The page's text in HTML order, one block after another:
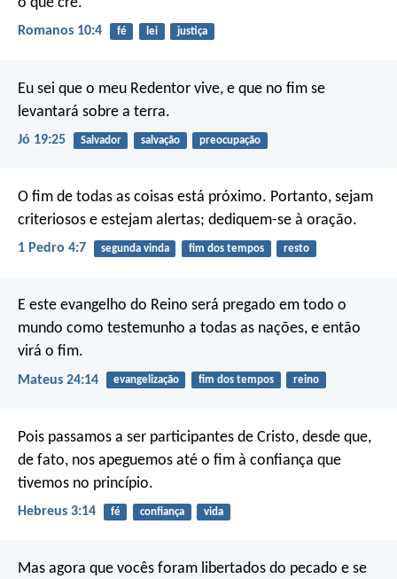
Romanos 10:4 fé lei justiça
Eu sei que o meu Redentor vive, e que no fim se
levantará sobre a terra.
Jó 19:25 Salvador salvação preocupação
O fim de todas as coisas está próximo. Portanto, sejam
criteriosos e estejam alertas; dediquem-se à oração.
1 Pedro 4:7 segunda vinda fim dos tempos resto
E este evangelho do Reino será pregado em todo o
mundo como testemunho a todas as nações, e então
virá o fim.
Mateus 24:14 evangelização fim dos tempos reino
Pois passamos a ser participantes de Cristo, desde que,
de fato, nos apeguemos até o fim à confiança que
tivemos no princípio.
Hebreus 3:14 fé confiança vida
Mas agora que vocês foram libertados do pecado e se